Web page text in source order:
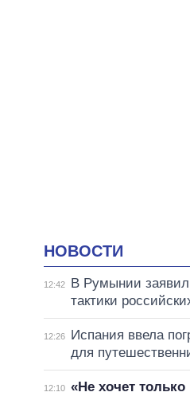
НОВОСТИ
12:42
В Румынии
тактики
12:26
Испания ввела
для
12:10 «Не хочет